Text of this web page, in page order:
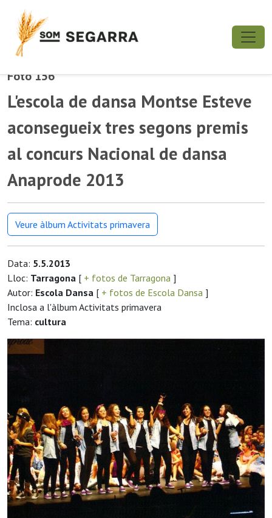
Foto 156
L'escola de dansa Montse Esteve
aconsegueix tres segons premis
al concurs Nacional de dansa
Anaprode 2013
Veure àlbum Activitats primavera
Data: 5.5.2013
Lloc: Tarragona [ + fotos de Tarragona ]
Autor: Escola Dansa [ + fotos de Escola Dansa ]
Inclosa a l'àlbum Activitats primavera
Tema: cultura